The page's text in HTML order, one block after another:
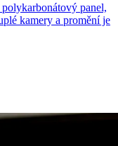
panel,
kamery a promění je